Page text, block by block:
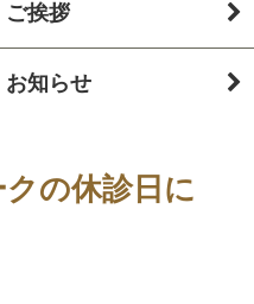
ご挨拶
お知らせ
の休診日に